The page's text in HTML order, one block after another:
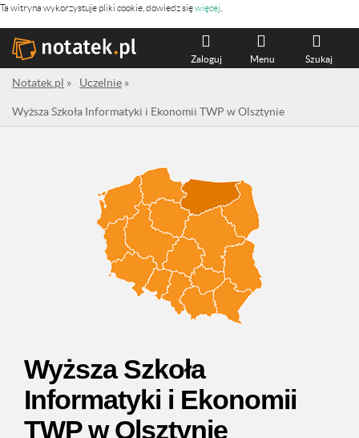
Ta witryna wykorzystuje pliki cookie, dowiedz sięwięcej
Szukaj
Menu
Zaloguj
Notatek.pl » Uczelnie »
Wyższa Szkoła Informatyki i Ekonomii TWP w Olsztynie
Wyższa Szkoła
Informatyki i Ekonomii
TWP w Olsztynie